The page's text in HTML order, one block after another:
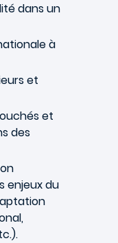
dans un
à
et
et
des
enjeux du